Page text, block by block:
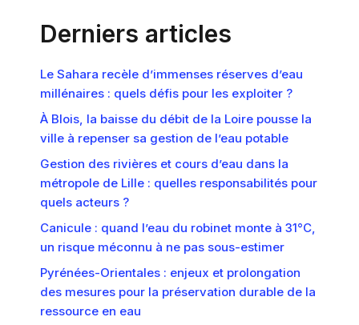
Derniers articles
Le Sahara recèle d’immenses réserves d’eau
millénaires : quels défis pour les exploiter ?
À Blois, la baisse du débit de la Loire pousse la
ville à repenser sa gestion de l’eau potable
Gestion des rivières et cours d’eau dans la
métropole de Lille : quelles responsabilités pour
quels acteurs ?
Canicule : quand l’eau du robinet monte à 31°C,
un risque méconnu à ne pas sous-estimer
Pyrénées-Orientales : enjeux et prolongation
des mesures pour la préservation durable de la
ressource en eau